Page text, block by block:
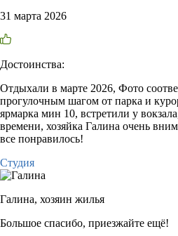
31 марта 2026
Достоинства:
Отдыхали в марте 2026, Фото
прогулочным шагом от парка и
ярмарка мин 10, встретили у
времени, хозяйка Галина очень
все понравилось!
Студия
Галина, хозяин жилья
Большое спасибо, приезжайте ещё!